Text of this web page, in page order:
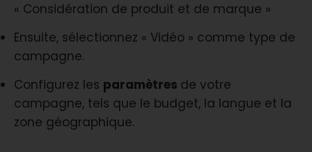
« Considération de produit et de marque »
Ensuite, sélectionnez « Vidéo » comme type de
campagne.
Configurez les paramètres de votre
campagne, tels que le budget, la langue et la
zone géographique.